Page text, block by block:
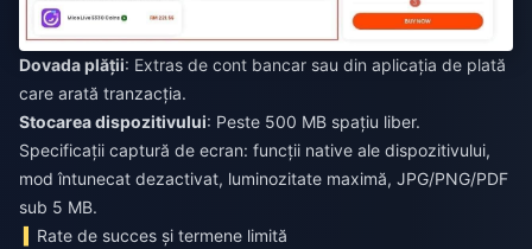
Dovada plății: Extras de cont bancar sau din aplicația de plată
care arată tranzacția.
Stocarea dispozitivului: Peste 500 MB spațiu liber.
Specificații captură de ecran: funcții native ale dispozitivului,
mod întunecat dezactivat, luminozitate maximă, JPG/PNG/PDF
sub 5 MB.
Rate de succes și termene limită